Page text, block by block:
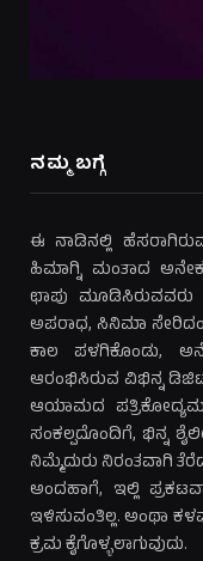
ನಮ್ಮ ಬಗ್ಗೆ
ಈ ನಾಡಿನಲ್ಲಿ
ಹಿಮಾಗ್ನಿ ಮಂತಾದ
ಛಾಪು
ಅಪರಾಧ, ಸಿನಿಮಾ
ಕಾಲ ಪಳಗಿಕೊಂಡು,
ಆರಂಭಿಸಿರುವ ವಿಭಿನ್ನ
ಆಯಾಮದ
ಸಂಕಲ್ಪದೊಂದಿಗೆ, ಭಿನ್ನ
ನಿಮ್ಮೆದುರು ನಿರಂತವಾಗಿ
ಅಂದಹಾಗೆ, ಇಲ್ಲಿ
ಇಳಿಸುವಂತಿಲ್ಲ. ಅಂಥಾ
ಕ್ರಮ ಕೈಗೊಳ್ಳಲಾಗುವುದು.